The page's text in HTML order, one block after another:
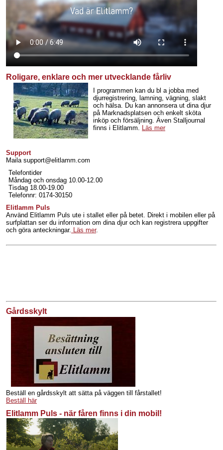
Roligare, enklare och mer utvecklande fårliv
I programmen kan du bl a jobba med
djurregistrering, lamning, vägning, slakt
och hälsa. Du kan annonsera ut dina djur
på Marknadsplatsen och enkelt sköta
inköp och försäljning. Även Stalljournal
finns i Elitlamm. Läs mer
Support
Maila support@elitlamm.com
Telefontider
Måndag och onsdag 10.00-12.00
Tisdag 18.00-19.00
Telefonnr: 0174-30150
Elitlamm Puls
Använd Elitlamm Puls ute i stallet eller på betet. Direkt i mobilen eller på
surfplattan ser du information om dina djur och kan registrera uppgifter
och göra anteckningar. Läs mer.
Gårdsskylt
Beställ en gårdsskylt att sätta på väggen till fårstallet!
Beställ här
Elitlamm Puls - när fåren finns i din mobil!